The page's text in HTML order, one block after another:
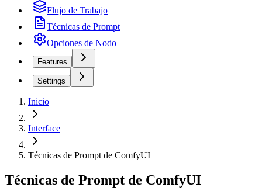
Flujo de Trabajo
Técnicas de Prompt
Opciones de Nodo
Features
Settings
Inicio
Interface
Técnicas de Prompt de ComfyUI
Técnicas de Prompt de ComfyUI